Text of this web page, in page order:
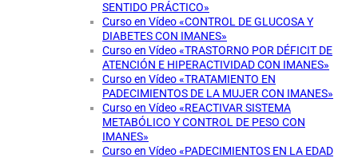
SENTIDO PRÁCTICO»
Curso en Vídeo «CONTROL DE GLUCOSA Y
DIABETES CON IMANES»
Curso en Vídeo «TRASTORNO POR DÉFICIT DE
ATENCIÓN E HIPERACTIVIDAD CON IMANES»
Curso en Vídeo «TRATAMIENTO EN
PADECIMIENTOS DE LA MUJER CON IMANES»
Curso en Vídeo «REACTIVAR SISTEMA
METABÓLICO Y CONTROL DE PESO CON
IMANES»
Curso en Vídeo «PADECIMIENTOS EN LA EDAD